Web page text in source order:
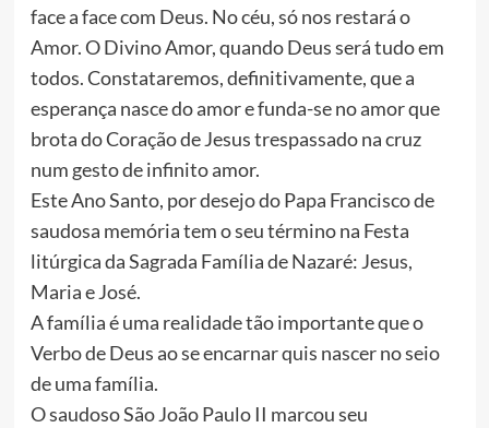
face a face com Deus. No céu, só nos restará o
Amor. O Divino Amor, quando Deus será tudo em
todos. Constataremos, definitivamente, que a
esperança nasce do amor e funda-se no amor que
brota do Coração de Jesus trespassado na cruz
num gesto de infinito amor.
Este Ano Santo, por desejo do Papa Francisco de
saudosa memória tem o seu término na Festa
litúrgica da Sagrada Família de Nazaré: Jesus,
Maria e José.
A família é uma realidade tão importante que o
Verbo de Deus ao se encarnar quis nascer no seio
de uma família.
O saudoso São João Paulo II marcou seu